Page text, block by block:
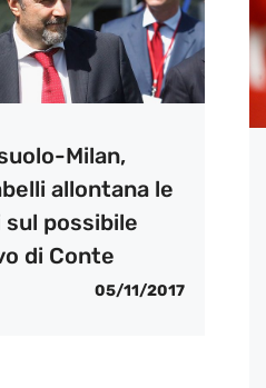
Milan,
allontana le
sul possibile
di Conte
05/11/2017